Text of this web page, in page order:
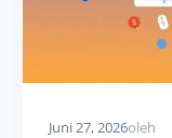
Juni 27, 2026oleh